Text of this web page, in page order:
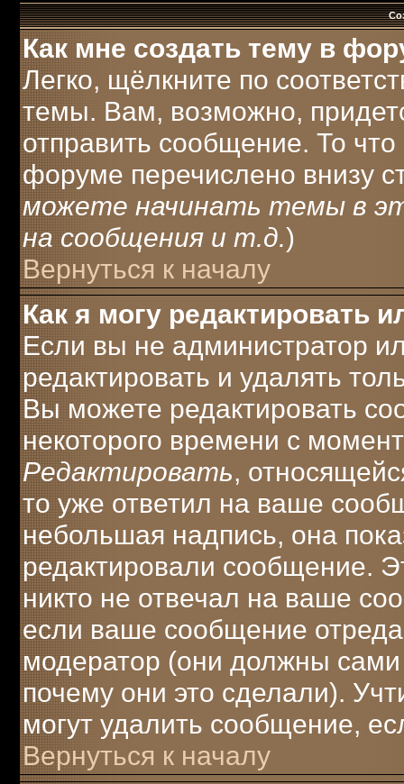
Как мне создать тему в
Легко, щёлкните по
темы. Вам, возможно,
отправить сообщение. То
форуме перечислено внизу
можете начинать темы в
на сообщения и т.д.)
Вернуться к началу
Как я могу редактировать
Если вы не администратор
редактировать и удалять
Вы можете редактировать
некоторого времени с
Редактировать,
то уже ответил на ваше
небольшая надпись, она
редактировали сообщение.
никто не отвечал на ваше
если ваше сообщение
модератор (они должны сами
почему они это сделали).
могут удалить сообщение,
Вернуться к началу